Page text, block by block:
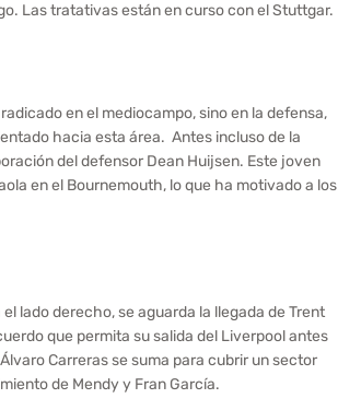
Las tratativas están en curso con el Stuttgar.
en el mediocampo, sino en la defensa,
hacia esta área. Antes incluso de la
del defensor Dean Huijsen. Este joven
en el Bournemouth, lo que ha motivado a los
lado derecho, se aguarda la llegada de Trent
que permita su salida del Liverpool antes
Carreras se suma para cubrir un sector
de Mendy y Fran García.